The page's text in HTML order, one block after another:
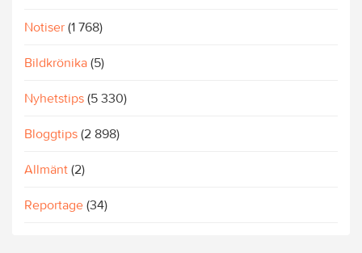
Notiser (1 768)
Bildkrönika (5)
Nyhetstips (5 330)
Bloggtips (2 898)
Allmänt (2)
Reportage (34)